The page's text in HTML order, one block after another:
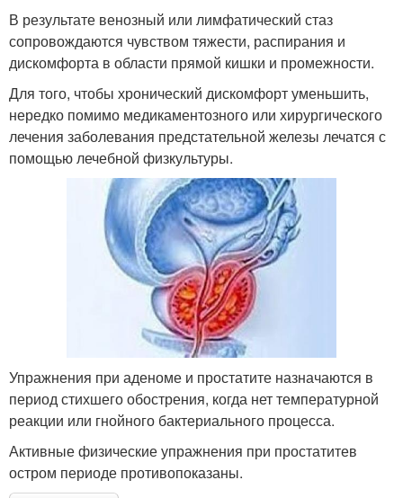
В результате венозный или лимфатический стаз
сопровождаются чувством тяжести, распирания и
дискомфорта в области прямой кишки и промежности.
Для того, чтобы хронический дискомфорт уменьшить,
нередко помимо медикаментозного или хирургического
лечения заболевания предстательной железы лечатся с
помощью лечебной физкультуры.
Упражнения при аденоме и простатите назначаются в
период стихшего обострения, когда нет температурной
реакции или гнойного бактериального процесса.
Активные физические упражнения при простатитев
остром периоде противопоказаны.